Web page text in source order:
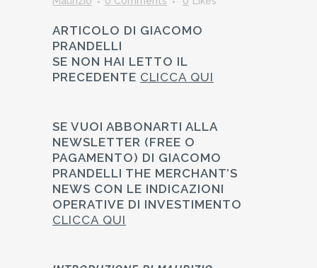
ARTICOLO DI GIACOMO
PRANDELLI
SE NON HAI LETTO IL
PRECEDENTE CLICCA QUI
SE VUOI ABBONARTI ALLA
NEWSLETTER (FREE O
PAGAMENTO) DI GIACOMO
PRANDELLI THE MERCHANT’S
NEWS CON LE INDICAZIONI
OPERATIVE DI INVESTIMENTO
CLICCA QUI